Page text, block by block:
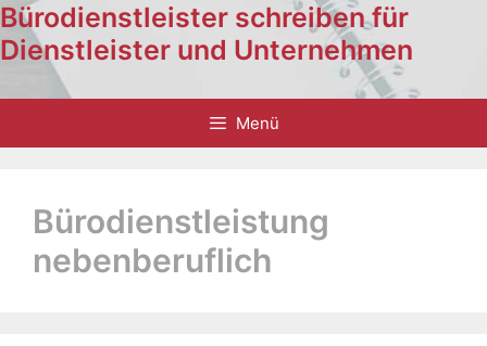
Bürodienstleister schreiben für
Dienstleister und Unternehmen
Menü
Bürodienstleistung
nebenberuflich